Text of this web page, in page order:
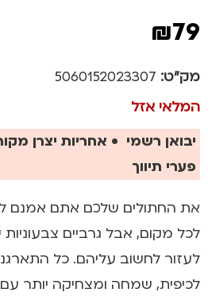
₪79
מק"ט: 5060152023307
המלאי אזל
יבואן רשמי • אחריות יצרן
פערי תיווך
את החתולים שלכם אתם אמנם
לכל מקום, אבל גרביים צבעוניות
לעזור לחשוב עליהם. כל
לכיפית, שמחה ומצחיקה יותר